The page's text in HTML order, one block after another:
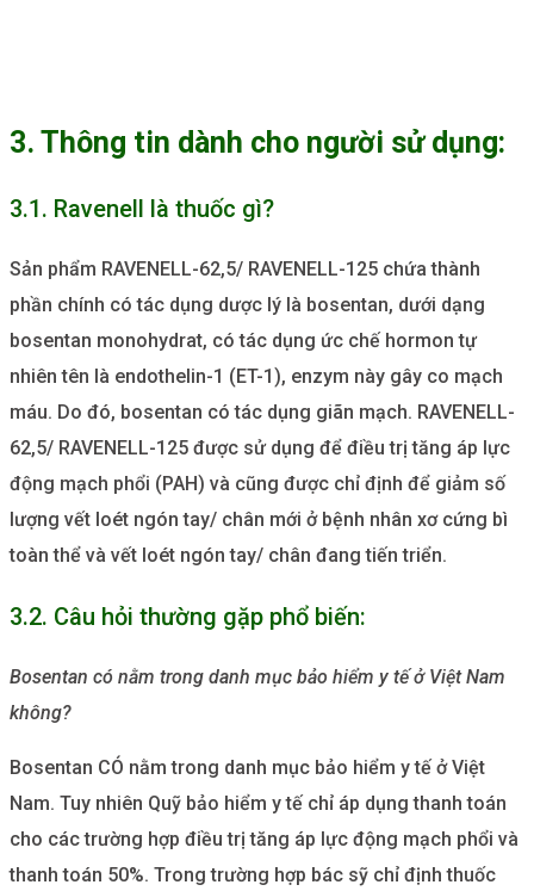
3. Thông tin dành cho người sử dụng:
3.1. Ravenell là thuốc gì?
Sản phẩm RAVENELL-62,5/ RAVENELL-125 chứa thành
phần chính có tác dụng dược lý là bosentan, dưới dạng
bosentan monohydrat, có tác dụng ức chế hormon tự
nhiên tên là endothelin-1 (ET-1), enzym này gây co mạch
máu. Do đó, bosentan có tác dụng giãn mạch. RAVENELL-
62,5/ RAVENELL-125 được sử dụng để điều trị tăng áp lực
động mạch phổi (PAH) và cũng được chỉ định để giảm số
lượng vết loét ngón tay/ chân mới ở bệnh nhân xơ cứng bì
toàn thể và vết loét ngón tay/ chân đang tiến triển.
3.2. Câu hỏi thường gặp phổ biến:
Bosentan có nằm trong danh mục bảo hiểm y tế ở Việt Nam
không?
Bosentan CÓ nằm trong danh mục bảo hiểm y tế ở Việt
Nam. Tuy nhiên Quỹ bảo hiểm y tế chỉ áp dụng thanh toán
cho các trường hợp điều trị tăng áp lực động mạch phổi và
thanh toán 50%. Trong trường hợp bác sỹ chỉ định thuốc